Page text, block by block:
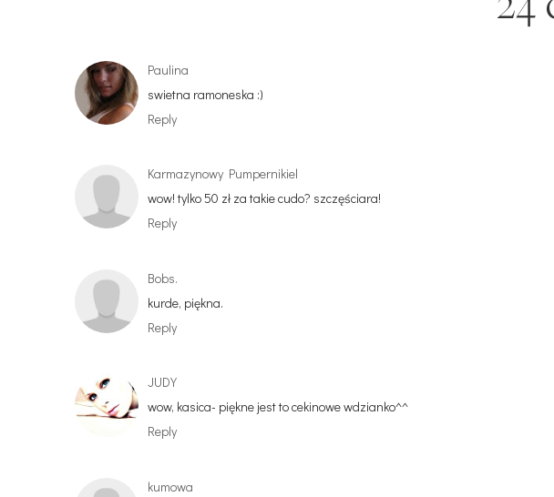
Paulina
swietna ramoneska :)
Reply
Karmazynowy Pumpernikiel
wow! tylko 50 zł za takie cudo? szczęściara!
Reply
Bobs.
kurde, piękna.
Reply
JUDY
wow, kasica- piękne jest to cekinowe wdzianko^^
Reply
kumowa